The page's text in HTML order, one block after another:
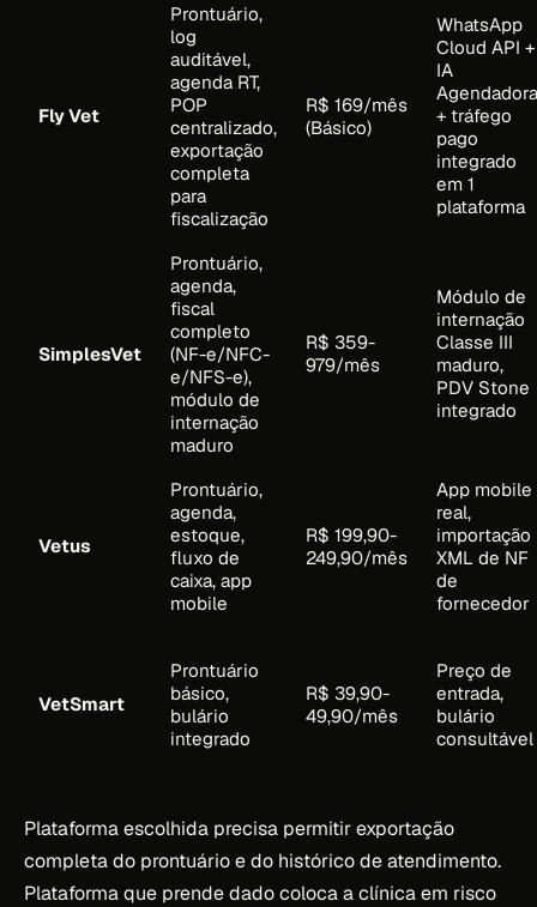
Fly Vet
Prontuário,
log
auditável,
agenda RT,
POP
centralizado,
exportação
completa
para
fiscalização
R$ 169/mês
(Básico)
WhatsApp
Cloud API +
IA
Agendadora
+ tráfego
pago
integrado
em 1
plataforma
SimplesVet
Prontuário,
agenda,
fiscal
completo
(NF-e/NFC-
e/NFS-e),
módulo de
internação
maduro
R$ 359-
979/mês
Módulo de
internação
Classe III
maduro,
PDV Stone
integrado
Vetus
Prontuário,
agenda,
estoque,
fluxo de
caixa, app
mobile
R$ 199,90-
249,90/mês
App mobile
real,
importação
XML de NF
de
fornecedor
VetSmart
Prontuário
básico,
bulário
integrado
R$ 39,90-
49,90/mês
Preço de
entrada,
bulário
consultável
Plataforma escolhida precisa permitir exportação
completa do prontuário e do histórico de atendimento.
Plataforma que prende dado coloca a clínica em risco